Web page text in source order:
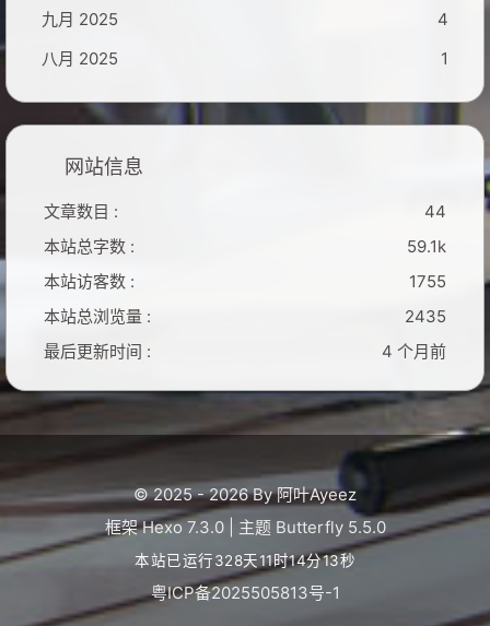
九月 2025
4
八月 2025
1
网站信息
文章数目 :
44
本站总字数 :
59.1k
本站访客数 :
1755
本站总浏览量 :
2435
最后更新时间 :
4 个月前
© 2025 - 2026 By 阿叶Ayeez
框架Hexo 7.3.0 主题 Butterfly 5.5.0
本站已运行328天11时14分14秒
粤ICP备2025505813号-1